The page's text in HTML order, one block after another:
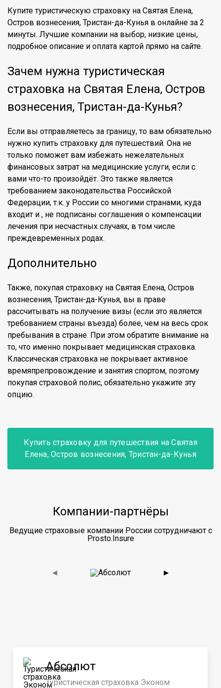
Купите туристическую страховку на Святая Елена,
Остров вознесения, Тристан-да-Кунья в онлайне за 2
минуты. Лучшие компании на выбор, низкие цены,
подробное описание и оплата картой прямо на сайте.
Зачем нужна туристическая
страховка на Святая Елена, Остров
вознесения, Тристан-да-Кунья?
Если вы отправляетесь за границу, то вам обязательно
нужно купить страховку для путешествий. Она не
только поможет вам избежать нежелательных
финансовых затрат на медицинские услуги, если с
вами что-то произойдёт. Это также является
требованием законодательства Российской
Федерации, т.к. у России со многими странами, куда
входит и , не подписаны соглашения о компенсации
лечения при несчастных случаях, в том числе
преждевременных родах.
Дополнительно
Также, покупая страховку на Святая Елена, Остров
вознесения, Тристан-да-Кунья, вы в праве
рассчитывать на получение визы (если это является
требованием страны въезда) более, чем на весь срок
пребывания в стране. При этом обратите внимание на
то, что именно покрывает медицинская страховка.
Классическая страховка не покрывает активное
времяпрепровождение и занятия спортом, поэтому
покупая страховой полис, обязательно укажите эту
опцию.
Купить страховку для путешествия на Святая
Елена, Остров вознесения, Тристан-да-Кунья
Компании-партнёры
Ведущие страховые компании России сотрудничают с
Prosto.Insure
◀ ▶
Абсолют
Туристическая страховка Эконом